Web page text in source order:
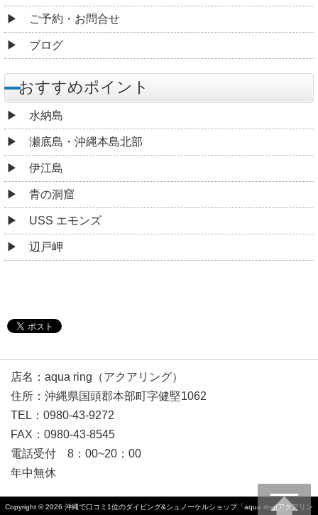
ご予約・お問合せ
ブログ
おすすめポイント
水納島
瀬底島・沖縄本島北部
伊江島
青の洞窟
USS エモンズ
辺戸岬
店名：aqua ring（アクアリング）
住所：沖縄県国頭郡本部町字健堅1062
TEL：0980-43-9272
FAX：0980-43-8545
電話受付 8：00~20：00
年中無休
Copyright © 2026 沖縄で口コミ1位のダイビング&シュノーケルショップ「aqua ring(アクアリン